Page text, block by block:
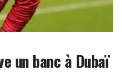
un banc à Dubaï